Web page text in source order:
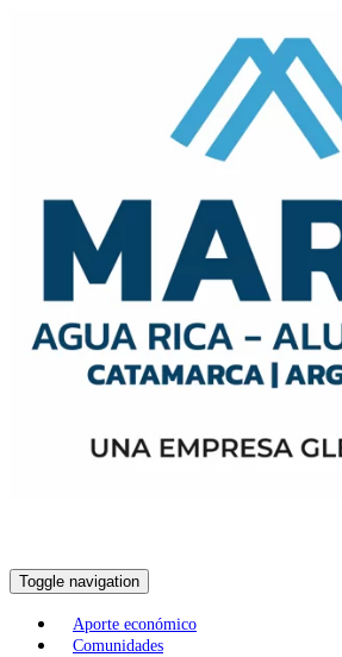
Toggle navigation
Aporte económico
Comunidades